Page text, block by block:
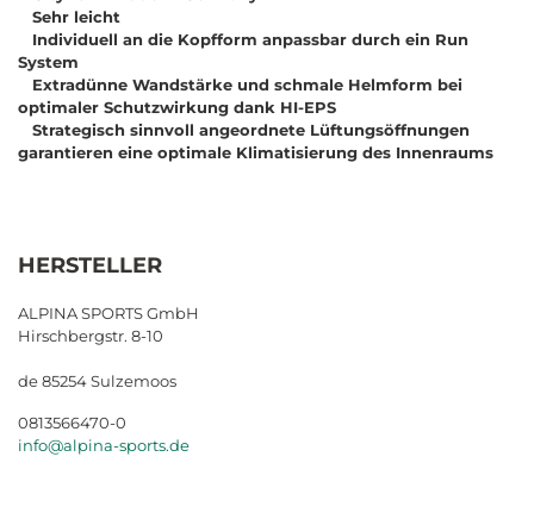
Sehr leicht
Individuell an die Kopfform anpassbar durch ein Run
System
Extradünne Wandstärke und schmale Helmform bei
optimaler Schutzwirkung dank HI-EPS
Strategisch sinnvoll angeordnete Lüftungsöffnungen
garantieren eine optimale Klimatisierung des Innenraums
HERSTELLER
ALPINA SPORTS GmbH
Hirschbergstr. 8-10
de 85254 Sulzemoos
0813566470-0
info@alpina-sports.de